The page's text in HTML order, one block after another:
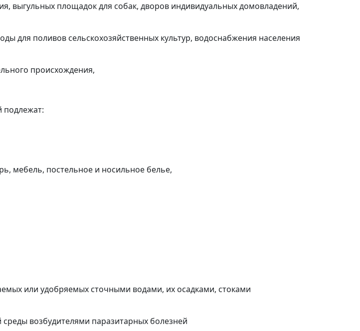
выгульных площадок для собак, дворов индивидуальных домовладений,
для поливов сельскохозяйственных культур, водоснабжения населения
происхождения,
подлежат:
мебель, постельное и носильное белье,
или удобряемых сточными водами, их осадками, стоками
возбудителями паразитарных болезней